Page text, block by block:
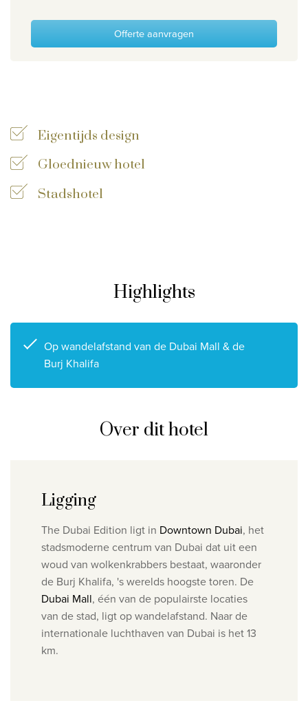
Wie zijn wij
Waarom Travelworld
Nuttige links
Voorwaarden
© 2026, Travelworld
Offerte aanvragen
Eigentijds design
Gloednieuw hotel
Stadshotel
Highlights
Op wandelafstand van de Dubai Mall & de
Burj Khalifa
Over dit hotel
Ligging
The Dubai Edition ligt in Downtown Dubai, het
stadsmoderne centrum van Dubai dat uit een
woud van wolkenkrabbers bestaat, waaronder
de Burj Khalifa, 's werelds hoogste toren. De
Dubai Mall, één van de populairste locaties
van de stad, ligt op wandelafstand. Naar de
internationale luchthaven van Dubai is het 13
km.